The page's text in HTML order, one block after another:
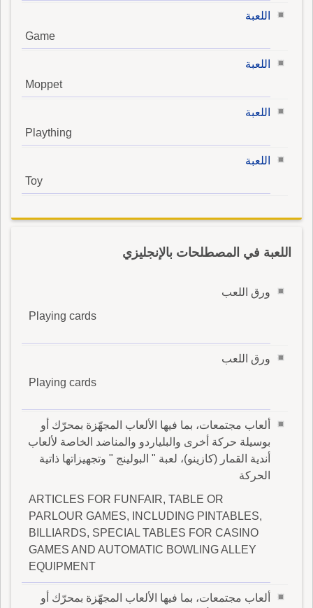
اللعبة
Game
اللعبة
Moppet
اللعبة
Plaything
اللعبة
Toy
اللعبة في المصطلحات بالإنجليزي
ورق اللعب
Playing cards
ورق اللعب
Playing cards
ألعاب مجتمعات، بما فيها الألعاب المجهّزة بمحرّك أو
بوسيلة حركة أخرى والبلياردو والمناضد الخاصة لألعاب
أندية القمار (كازينو)، لعبة " البولينج " وتجهيزاتها ذاتية
الحركة
ARTICLES FOR FUNFAIR, TABLE OR
PARLOUR GAMES, INCLUDING PINTABLES,
BILLIARDS, SPECIAL TABLES FOR CASINO
GAMES AND AUTOMATIC BOWLING ALLEY
EQUIPMENT
ألعاب مجتمعات، بما فيها الألعاب المجهّزة بمحرّك أو